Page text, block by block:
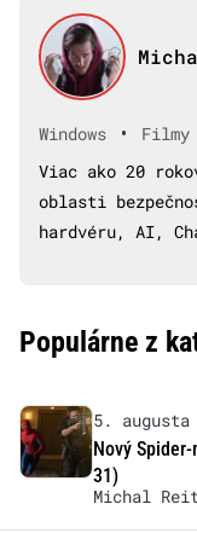
Windows • Filmy
Viac ako 20
oblasti
hardvéru, AI,
Populárne z
5. augusta
Nový
31)
Michal